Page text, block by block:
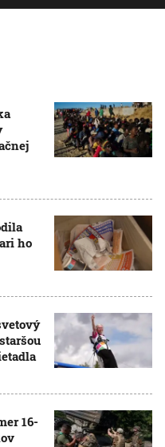
ho
16-